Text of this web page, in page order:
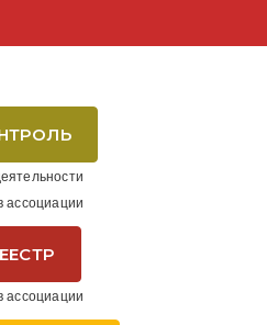
ассоциации
ассоциации